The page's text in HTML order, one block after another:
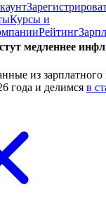
Курсы и
Рейтинг
медленнее
из зарплатного
года и делимся в